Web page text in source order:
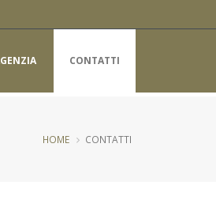
CONTATTI
HOME CONTATTI